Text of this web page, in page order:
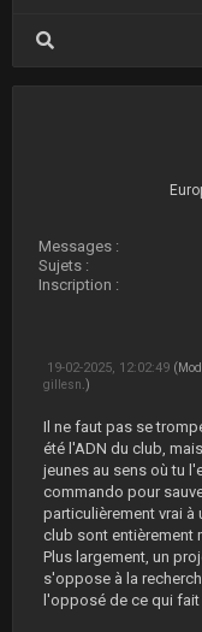
Messages :
Sujets :
Inscription :
19-02-2025, 12:02:49
gillesn .)
Il ne faut pas se
été l'ADN du club,
jeunes au sens où tu
commando pour
particulièrement vrai
club sont entièrement
Plus largement, un
s'oppose à la
l'opposé de ce qui fait